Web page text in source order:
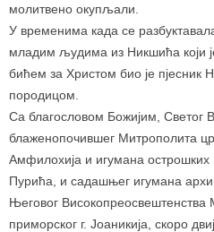
молитвено окупљали.
У временима када се
младим људима из Никшића који
бићем за Христом био је пјесник
породицом.
Са благословом Божијим, Светог
блаженопочившег Митрополита
Амфилохија и игумана острошких
Пурића, и садашњег игумана
Његовог Високопреосвештенства
приморског г. Јоаникија, скоро